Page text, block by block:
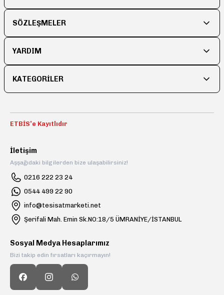
SÖZLEŞMELER
YARDIM
KATEGORİLER
ETBİS’e Kayıtlıdır
İletişim
Aşşağıdaki bilgilerden bize ulaşabilirsiniz!
0216 222 23 24
0544 499 22 90
info@tesisatmarketi.net
Şerifali Mah. Emin Sk.NO:18/5 ÜMRANİYE/İSTANBUL
Sosyal Medya Hesaplarımız
Bizi takip edin fırsatları kaçırmayın!